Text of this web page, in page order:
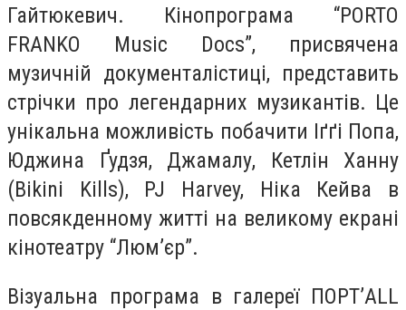
Гайтюкевич. Кінопрограма “PORTO
FRANKO Music Docs”, присвячена
музичній документалістиці, представить
стрічки про легендарних музикантів. Це
унікальна можливість побачити Іґґі Попа,
Юджина Ґудзя, Джамалу, Кетлін Ханну
(Bikini Kills), PJ Harvey, Ніка Кейва в
повсякденному житті на великому екрані
кінотеатру “Люм’єр”.
Візуальна програма в галереї ПОРТ’ALL